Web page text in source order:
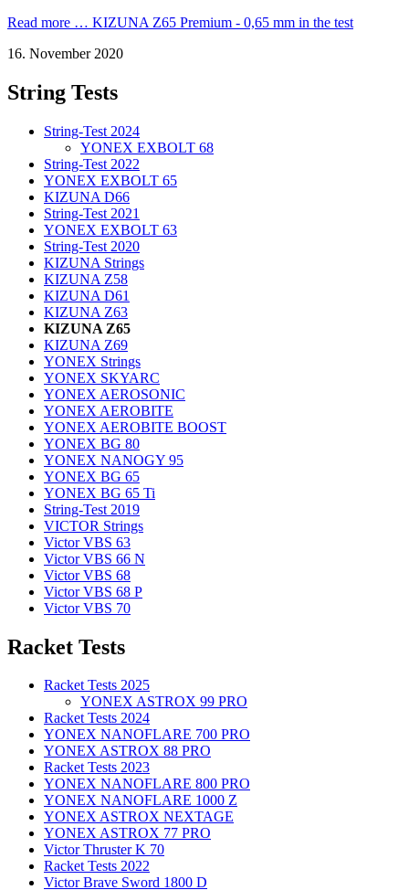
Read more … KIZUNA Z65 Premium - 0,65 mm in the test
16. November 2020
String Tests
String-Test 2024
YONEX EXBOLT 68
String-Test 2022
YONEX EXBOLT 65
KIZUNA D66
String-Test 2021
YONEX EXBOLT 63
String-Test 2020
KIZUNA Strings
KIZUNA Z58
KIZUNA D61
KIZUNA Z63
KIZUNA Z65
KIZUNA Z69
YONEX Strings
YONEX SKYARC
YONEX AEROSONIC
YONEX AEROBITE
YONEX AEROBITE BOOST
YONEX BG 80
YONEX NANOGY 95
YONEX BG 65
YONEX BG 65 Ti
String-Test 2019
VICTOR Strings
Victor VBS 63
Victor VBS 66 N
Victor VBS 68
Victor VBS 68 P
Victor VBS 70
Racket Tests
Racket Tests 2025
YONEX ASTROX 99 PRO
Racket Tests 2024
YONEX NANOFLARE 700 PRO
YONEX ASTROX 88 PRO
Racket Tests 2023
YONEX NANOFLARE 800 PRO
YONEX NANOFLARE 1000 Z
YONEX ASTROX NEXTAGE
YONEX ASTROX 77 PRO
Victor Thruster K 70
Racket Tests 2022
Victor Brave Sword 1800 D